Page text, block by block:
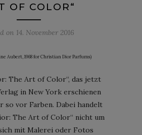
OF COLOR“
on 14. November 2016
Aubert, 1968 for Christian Dior Parfums)
The Art of Color“, das jetzt
in New York erschienen
vor Farben. Dabei handelt
The Art of Color“ nicht um
mit Malerei oder Fotos